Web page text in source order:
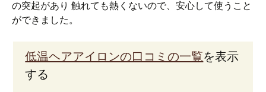
の突起があり 触れても熱くないので、安心して使うこと
ができました。
低温ヘアアイロンの口コミの一覧を表示
する